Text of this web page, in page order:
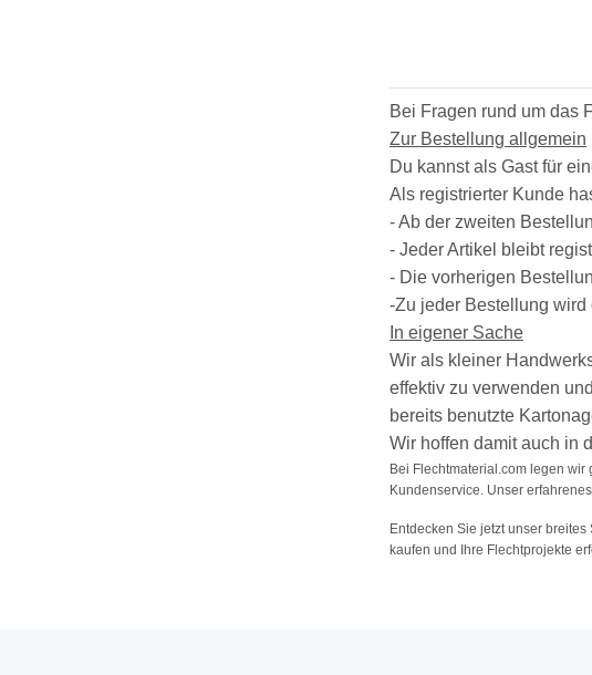
Bei Fragen rund um das
Zur Bestellung allgemein
Du kannst als Gast für
Als registrierter Kunde
- Ab der zweiten
- Jeder Artikel bleibt
- Die vorherigen
-Zu jeder Bestellung
In eigener Sache
Wir als kleiner
effektiv zu verwenden und
bereits benutzte
Wir hoffen damit auch in
Bei Flechtmaterial.com legen
Kundenservice. Unser
Entdecken Sie jetzt unser
kaufen und Ihre Flechtprojekte